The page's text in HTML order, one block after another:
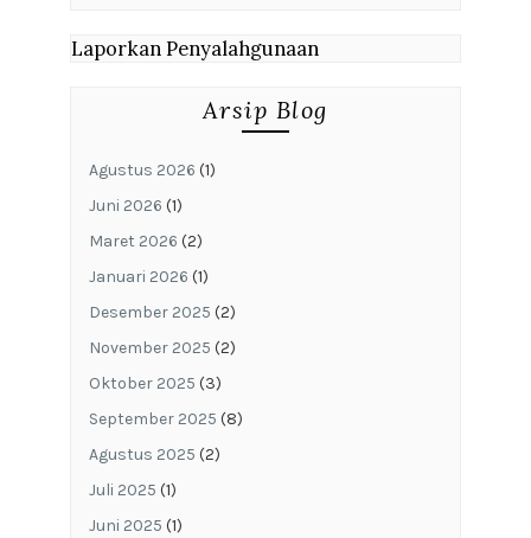
Laporkan Penyalahgunaan
Arsip Blog
Agustus 2026 (1)
Juni 2026 (1)
Maret 2026 (2)
Januari 2026 (1)
Desember 2025 (2)
November 2025 (2)
Oktober 2025 (3)
September 2025 (8)
Agustus 2025 (2)
Juli 2025 (1)
Juni 2025 (1)